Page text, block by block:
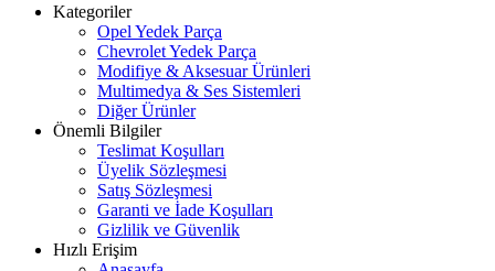
Kategoriler
Opel Yedek Parça
Chevrolet Yedek Parça
Modifiye & Aksesuar Ürünleri
Multimedya & Ses Sistemleri
Diğer Ürünler
Önemli Bilgiler
Teslimat Koşulları
Üyelik Sözleşmesi
Satış Sözleşmesi
Garanti ve İade Koşulları
Gizlilik ve Güvenlik
Hızlı Erişim